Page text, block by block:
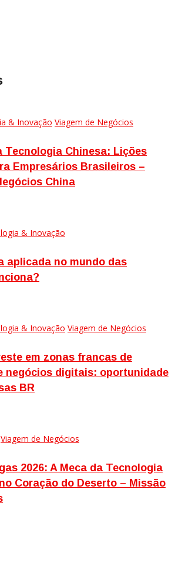
& Inovação Viagem de Negócios
Tecnologia Chinesa: Lições
Empresários Brasileiros –
China
& Inovação
aplicada no mundo das
& Inovação Viagem de Negócios
em zonas francas de
negócios digitais: oportunidade
BR
Viagem de Negócios
2026: A Meca da Tecnologia
Coração do Deserto – Missão